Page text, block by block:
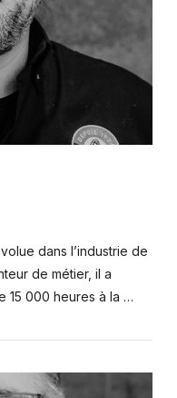
dans l’industrie de
de métier, il a
15 000 heures à la …